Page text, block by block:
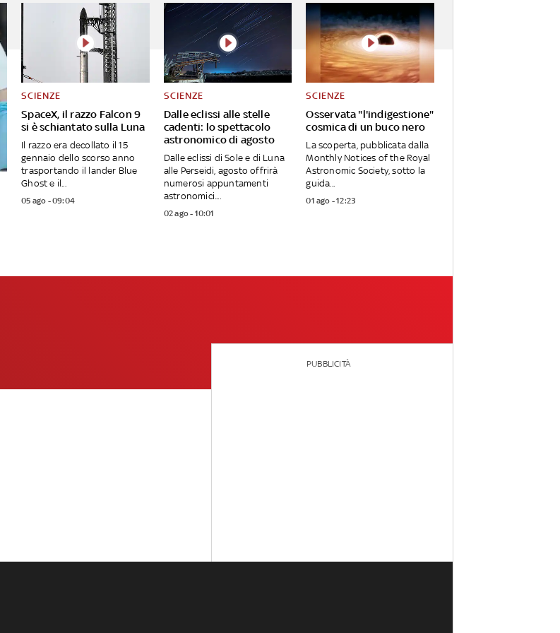
SpaceX, il razzo Falcon 9
si è schiantato sulla Luna
SCIENZE
Il razzo era decollato il 15
gennaio dello scorso anno
trasportando il lander Blue
Ghost e il...
05 ago - 09:04
Dalle eclissi alle stelle
cadenti: lo spettacolo
astronomico di agosto
SCIENZE
Dalle eclissi di Sole e di Luna
alle Perseidi, agosto offrirà
numerosi appuntamenti
astronomici....
02 ago - 10:01
Osservata "l'indigestione"
cosmica di un buco nero
SCIENZE
La scoperta, pubblicata dalla
Monthly Notices of the Royal
Astronomic Society, sotto la
guida...
01 ago - 12:23
PUBBLICITÀ